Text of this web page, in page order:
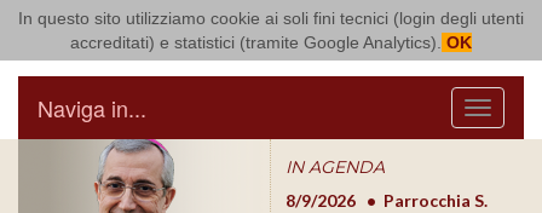
In questo sito utilizziamo cookie ai soli fini tecnici (login degli utenti
accreditati) e statistici (tramite Google Analytics). OK
Arcidiocesi di Bari Bitonto
Menu
Naviga in...
IN AGENDA
8/17/2026
Conversano
8/9/2026
Parrocchia S.